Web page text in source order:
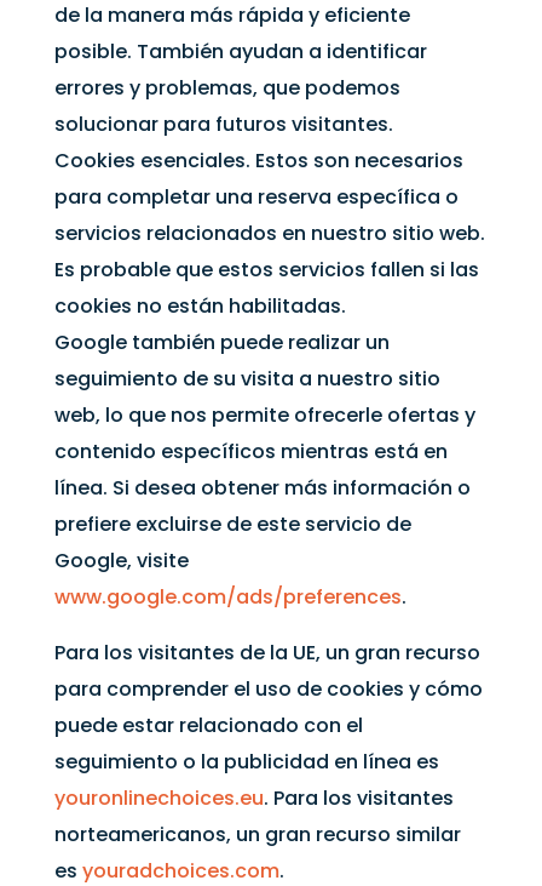
de la manera más rápida y eficiente
posible. También ayudan a identificar
errores y problemas, que podemos
solucionar para futuros visitantes.
Cookies esenciales. Estos son necesarios
para completar una reserva específica o
servicios relacionados en nuestro sitio web.
Es probable que estos servicios fallen si las
cookies no están habilitadas.
Google también puede realizar un
seguimiento de su visita a nuestro sitio
web, lo que nos permite ofrecerle ofertas y
contenido específicos mientras está en
línea. Si desea obtener más información o
prefiere excluirse de este servicio de
Google, visite
www.google.com/ads/preferences.
Para los visitantes de la UE, un gran recurso
para comprender el uso de cookies y cómo
puede estar relacionado con el
seguimiento o la publicidad en línea es
youronlinechoices.eu. Para los visitantes
norteamericanos, un gran recurso similar
es youradchoices.com.